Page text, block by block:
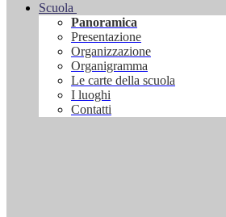
Scuola
Panoramica
Presentazione
Organizzazione
Organigramma
Le carte della scuola
I luoghi
Contatti